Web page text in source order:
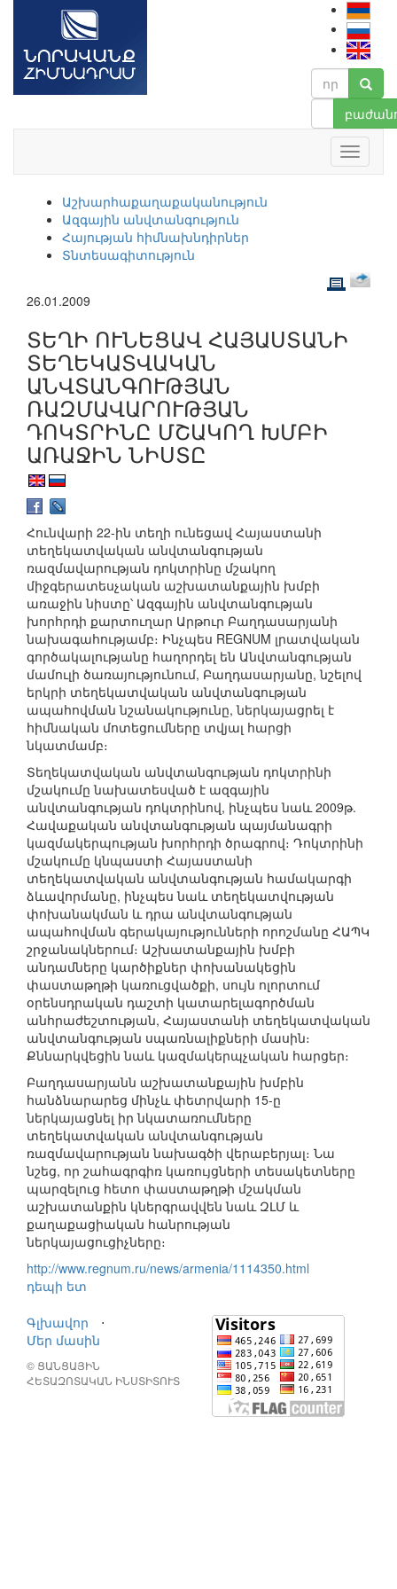
Աշխարհաքաղաքականություն
Ազգային անվտանգություն
Հայության հիմնախնդիրներ
Տնտեսագիտություն
26.01.2009
ՏԵՂԻ ՈՒՆԵՑԱՎ ՀԱՅԱՍՏԱՆԻ
ՏԵՂԵԿԱՏՎԱԿԱՆ
ԱՆՎՏԱՆԳՈՒԹՅԱՆ
ՌԱԶՄԱՎԱՐՈՒԹՅԱՆ
ԴՈԿՏՐԻՆԸ ՄՇԱԿՈՂ ԽՄԲԻ
ԱՌԱՋԻՆ ՆԻՍՏԸ
Հունվարի 22-ին տեղի ունեցավ Հայաստանի
տեղեկատվական անվտանգության
ռազմավարության դոկտրինը մշակող
միջգերատեսչական աշխատանքային խմբի
առաջին նիստը՝ Ազգային անվտանգության
խորհրդի քարտուղար Արթուր Բաղդասարյանի
նախագահությամբ։ Ինչպես REGNUM լրատվական
գործակալությանը հաղորդել են Անվտանգության
մամուլի ծառայությունում, Բաղդասարյանը, նշելով
երկրի տեղեկատվական անվտանգության
ապահովման նշանակությունը, ներկայացրել է
հիմնական մոտեցումները տվյալ հարցի
նկատմամբ։
Տեղեկատվական անվտանգության դոկտրինի
մշակումը նախատեսված է ազգային
անվտանգության դոկտրինով, ինչպես նաև 2009թ.
Հավաքական անվտանգության պայմանագրի
կազմակերպության խորհրդի ծրագրով։ Դոկտրինի
մշակումը կնպաստի Հայաստանի
տեղեկատվական անվտանգության համակարգի
ձևավորմանը, ինչպես նաև տեղեկատվության
փոխանակման և դրա անվտանգության
ապահովման գերակայությունների որոշմանը ՀԱՊԿ
շրջանակներում։ Աշխատանքային խմբի
անդամները կարծիքներ փոխանակեցին
փաստաթղթի կառուցվածքի, սույն ոլորտում
օրենսդրական դաշտի կատարելագործման
անհրաժեշտության, Հայաստանի տեղեկատվական
անվտանգության սպառնալիքների մասին։
Քննարկվեցին նաև կազմակերպչական հարցեր։
Բաղդասարյանն աշխատանքային խմբին
հանձնարարեց մինչև փետրվարի 15-ը
ներկայացնել իր նկատառումները
տեղեկատվական անվտանգության
ռազմավարության նախագծի վերաբերյալ։ Նա
նշեց, որ շահագրգիռ կառույցների տեսակետները
պարզելուց հետո փաստաթղթի մշակման
աշխատանքին կներգրավվեն նաև ԶԼՄ և
քաղաքացիական հանրության
ներկայացուցիչները։
http://www.regnum.ru/news/armenia/1114350.html
դեպի ետ
Գլխավոր
⋅
Մեր մասին
© ՑԱՆՑԱՅԻՆ
ՀԵՏԱԶՈՏԱԿԱՆ ԻՆՍՏԻՏՈՒՏ